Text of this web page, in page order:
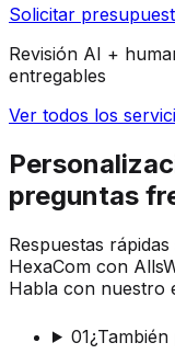
Solicitar
Revisión AI +
entregables
Ver todos los
preguntas
Respuestas
HexaCom con
Habla con nuestro
01